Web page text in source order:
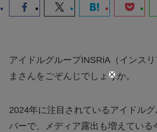
アイドルグループINSRiA（インス
まさんをごぞんじでしょうか。
2024年に注目されているアイドル
バーで、メディア露出も増えている